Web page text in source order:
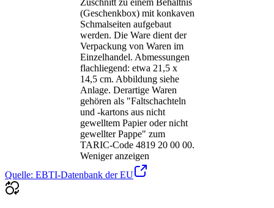
(Geschenkbox) mit konkaven
Schmalseiten aufgebaut
werden. Die Ware dient der
Verpackung von Waren im
Einzelhandel. Abmessungen
flachliegend: etwa 21,5 x
14,5 cm. Abbildung siehe
Anlage. Derartige Waren
gehören als "Faltschachteln
und -kartons aus nicht
gewelltem Papier oder nicht
gewellter Pappe" zum
TARIC-Code 4819 20 00 00.
Weniger anzeigen
Quelle: EBTI-Datenbank der EU